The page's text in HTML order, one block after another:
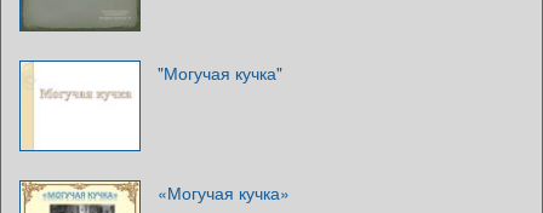
"Могучая кучка"
«Могучая кучка»